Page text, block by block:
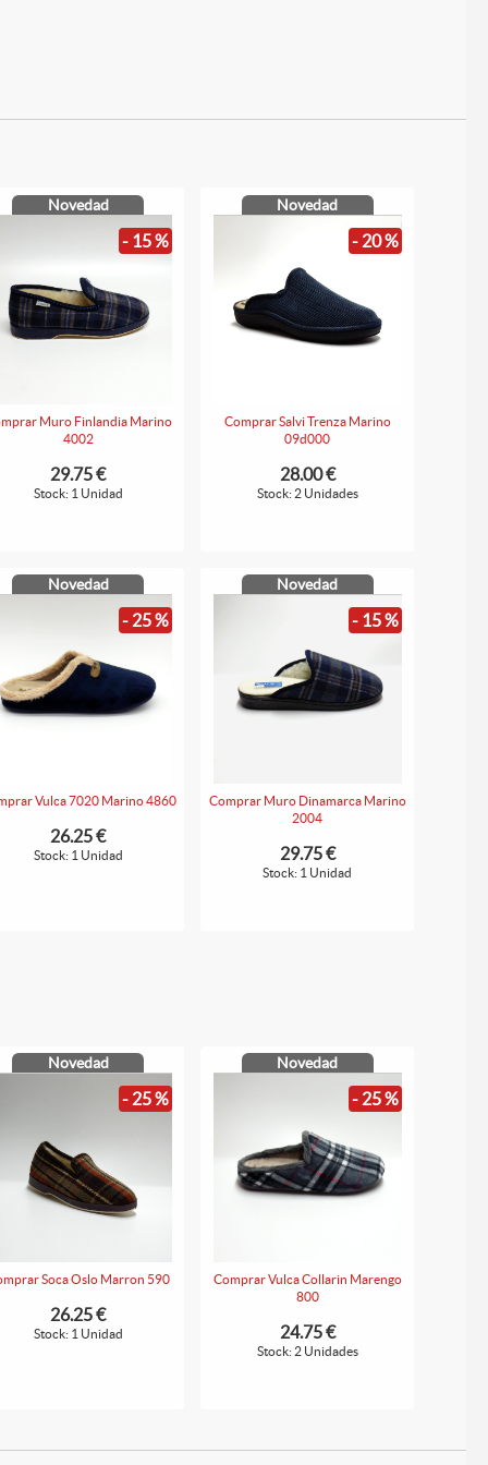
Novedad
- 15 %
Muro Finlandia Marino
4002
29.75 €
Stock: 1 Unidad
Novedad
- 20 %
Comprar Salvi Trenza Marino
09d000
28.00 €
Stock: 2 Unidades
Novedad
- 25 %
Vulca 7020 Marino 4860
26.25 €
Stock: 1 Unidad
Novedad
- 15 %
Comprar Muro Dinamarca Marino
2004
29.75 €
Stock: 1 Unidad
Novedad
- 25 %
Soca Oslo Marron 590
26.25 €
Stock: 1 Unidad
Novedad
- 25 %
Comprar Vulca Collarin Marengo
800
24.75 €
Stock: 2 Unidades